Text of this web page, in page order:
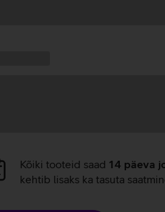
Kõiki tooteid saad 14 päeva
kehtib lisaks ka tasuta